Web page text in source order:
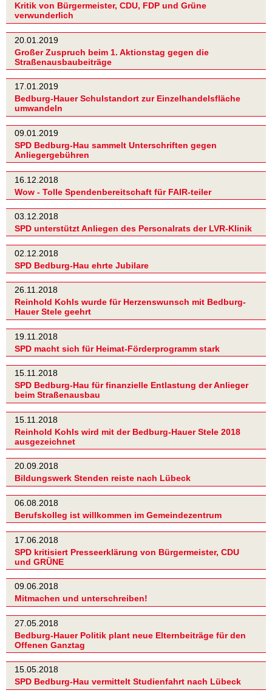
Kritik von Bürgermeister, CDU, FDP und Grüne
verwunderlich
20.01.2019
Großer Zuspruch beim 1. Aktionstag gegen die
Straßenausbaubeiträge
17.01.2019
Bedburg-Hauer Schulstandort zur Einzelhandelsfläche
umwandeln
09.01.2019
SPD Bedburg-Hau sammelt Unterschriften gegen
Anliegergebühren
16.12.2018
Wow - Tolle Spendenbereitschaft für FAIR-teiler
03.12.2018
SPD unterstützt Anliegen des Personalrats der LVR-Klinik
02.12.2018
SPD Bedburg-Hau ehrte Jubilare
26.11.2018
Reinhold Kohls wurde für Herzenswunsch mit Bedburg-
Hauer Stele geehrt
19.11.2018
SPD macht sich für Heimat-Förderprogramm stark
15.11.2018
SPD Bedburg-Hau für finanzielle Entlastung der Anlieger
beim Straßenausbau
15.11.2018
Reinhold Kohls wird mit der Bedburg-Hauer Stele 2018
ausgezeichnet
20.09.2018
Bildungswerk Stenden reiste nach Lübeck
06.08.2018
Berufskolleg ist willkommen im Gemeindezentrum
17.06.2018
SPD kritisiert Presseerklärung von Bürgermeister, CDU
und GRÜNE
09.06.2018
Mitmachen und unterschreiben!
27.05.2018
Bedburg-Hauer Politik plant neue Elternbeiträge für den
Offenen Ganztag
15.05.2018
SPD Bedburg-Hau vermittelt Studienfahrt nach Lübeck